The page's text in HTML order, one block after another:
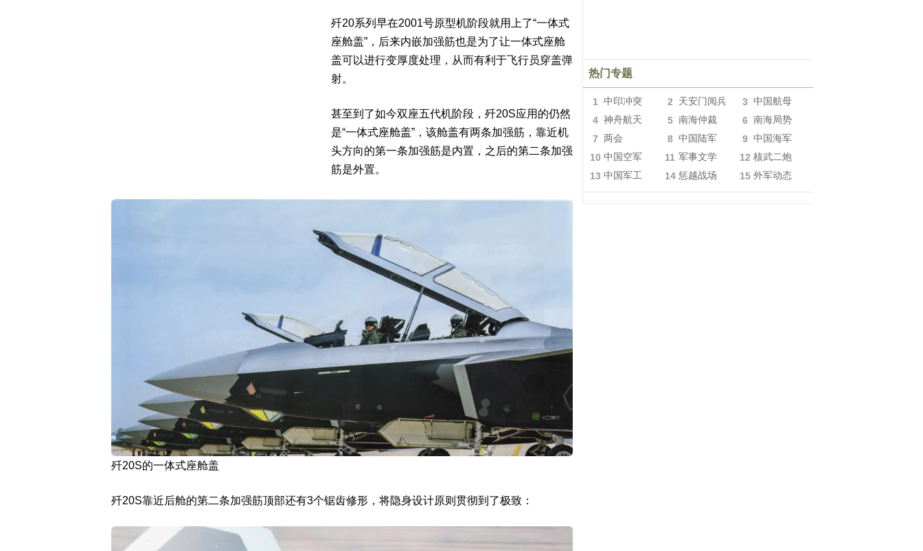
歼20系列早在2001号原型机阶段就用上了“一体式
座舱盖”，后来内嵌加强筋也是为了让一体式座舱
盖可以进行变厚度处理，从而有利于飞行员穿盖弹
射。
甚至到了如今双座五代机阶段，歼20S应用的仍然
是“一体式座舱盖”，该舱盖有两条加强筋，靠近机
头方向的第一条加强筋是内置，之后的第二条加强
筋是外置。
歼20S的一体式座舱盖
歼20S靠近后舱的第二条加强筋顶部还有3个锯齿修形，将隐身设计原则贯彻到了极致：
热门专题
1 中印冲突 2 天安门阅兵 3 中国航母
4 神舟航天 5 南海仲裁 6 南海局势
7 两会 8 中国陆军 9 中国海军
10 中国空军 11 军事文学 12 核武二炮
13 中国军工 14 惩越战场 15 外军动态